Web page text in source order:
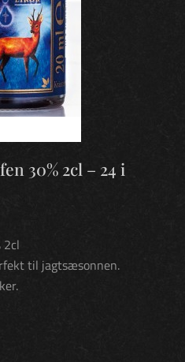
30% 2cl – 24 i
2cl
til jagtsæsonnen.